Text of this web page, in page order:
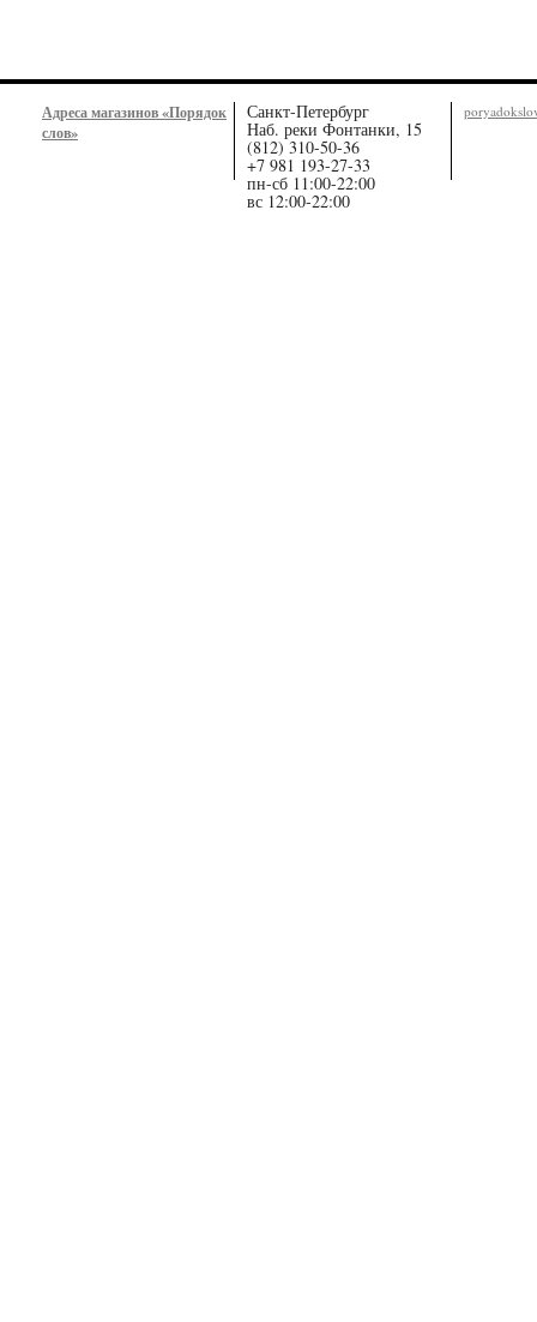
Адреса магазинов «Порядок
слов»
Санкт-Петербург
Наб. реки Фонтанки, 15
(812) 310-50-36
+7 981 193-27-33
пн-сб 11:00-22:00
вс 12:00-22:00